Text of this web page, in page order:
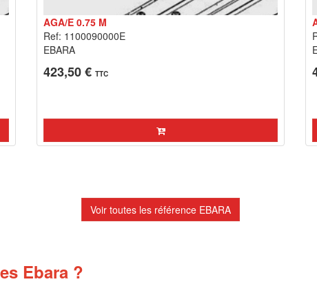
AGA/E 0.75 M
Ref: 1100090000E
EBARA
423,50 € TTC
Voir toutes les référence EBARA
Ebara ?